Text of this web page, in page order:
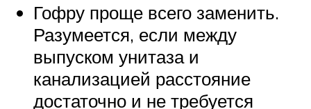
Гофру проще всего заменить.
Разумеется, если между
выпуском унитаза и
канализацией расстояние
достаточно и не требуется